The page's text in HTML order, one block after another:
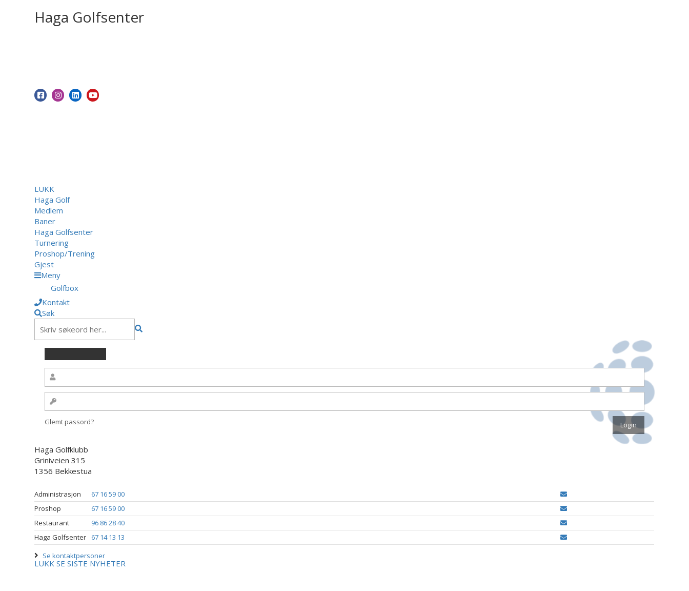
Haga Golfsenter
LUKK
Haga Golf
Medlem
Baner
Haga Golfsenter
Turnering
Proshop/Trening
Gjest
Meny
Golfbox
Kontakt
Søk
Glemt passord?
Haga Golfklubb
Griniveien 315
1356 Bekkestua
Administrasjon
67 16 59 00
Proshop
67 16 59 00
Restaurant
96 86 28 40
Haga Golfsenter
67 14 13 13
Se kontaktpersoner
LUKK SE SISTE NYHETER